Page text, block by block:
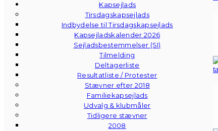
Kapsejlads
Tirsdagskapsejlads
Indbydelse til Tirsdagskapsejlads
Kapsejladskalender 2026
Sejladsbestemmelser (SI)
Tilmelding
Deltagerliste
Resultatliste / Protester
Stævner efter 2018
Familiekapsejlads
Udvalg & klubmåler
Tidligere stævner
2008